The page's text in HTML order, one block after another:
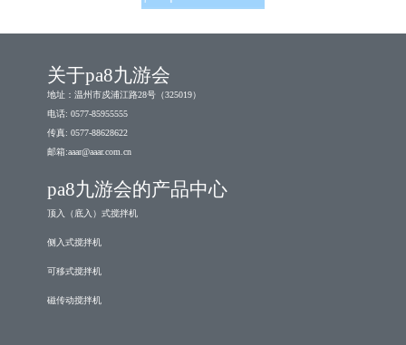
关于pa8九游会
地址：温州市戍浦江路28号（325019）
电话: 0577-85955555
传真: 0577-88628622
邮箱:aaar@aaar.com.cn
pa8九游会的产品中心
顶入（底入）式搅拌机
侧入式搅拌机
可移式搅拌机
磁传动搅拌机